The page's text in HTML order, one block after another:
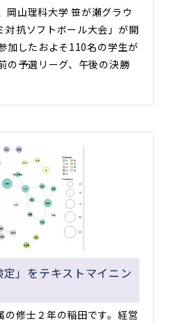
岡山理科大学 笹が瀬グラウ
対抗ソフトボール大会」が開
加したおよそ110名の学生が
の予選リーグ、午後の決勝
定」をテキストマイニン
の修士２年の稲田です。経営